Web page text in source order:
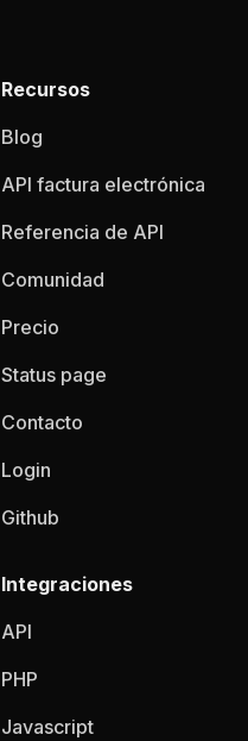
Recursos
Blog
API factura electrónica
Referencia de API
Comunidad
Precio
Status page
Contacto
Login
Github
Integraciones
API
PHP
Javascript